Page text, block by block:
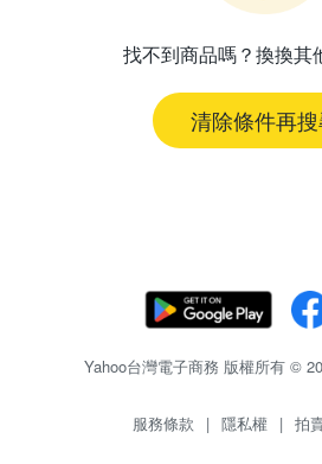
找不到商品嗎？換換其
清除條件再
Yahoo台灣電子商務 版權所有 ©
服務條款 | 隱私權 | 拍